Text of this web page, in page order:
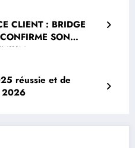
CLIENT : BRIDGE
SON
réussie et de
2026